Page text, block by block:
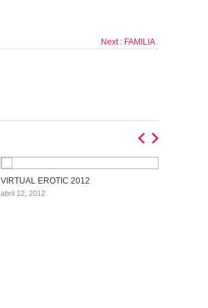
Next : FAMILIA
VIRTUAL EROTIC 2012
abril 12, 2012